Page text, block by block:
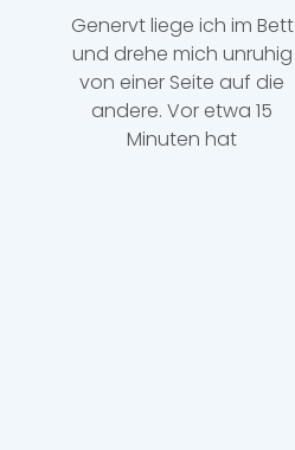
Genervt liege ich im Bett
und drehe mich unruhig
von einer Seite auf die
andere. Vor etwa 15
Minuten hat